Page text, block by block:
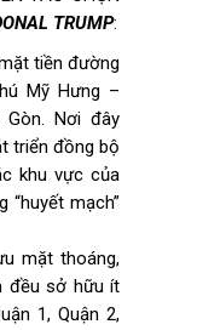
TRUMP:
tiền đường
Mỹ Hưng –
Gòn. Nơi đây
triển đồng bộ
khu vực của
mạch”
mặt thoáng,
đều sở hữu ít
1, Quận 2,